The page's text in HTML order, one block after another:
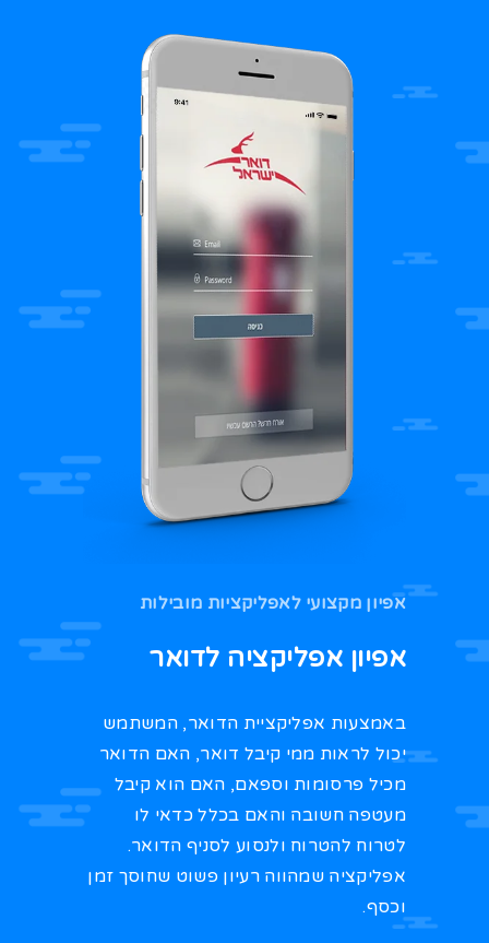
אפיון מקצועי לאפליקציות מובילות
אפיון אפליקציה לדואר
באמצעות אפליקציית הדואר, המשתמש
יכול לראות ממי קיבל דואר, האם הדואר
מכיל פרסומות וספאם, האם הוא קיבל
מעטפה חשובה והאם בכלל כדאי לו
לטרוח להטרוח ולנסוע לסניף הדואר.
אפליקציה שמהווה רעיון פשוט שחוסך זמן
וכסף.